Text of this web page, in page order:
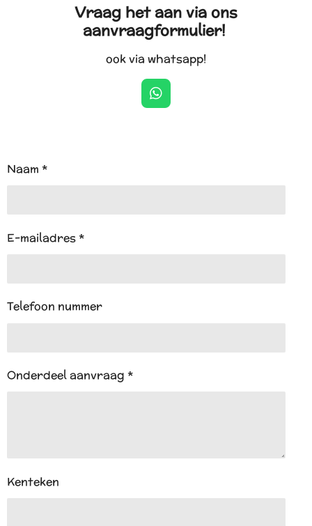
Vraag het aan via ons
aanvraagformulier!
ook via whatsapp!
W
h
Naam *
E-mailadres *
Telefoon nummer
Onderdeel aanvraag *
Kenteken